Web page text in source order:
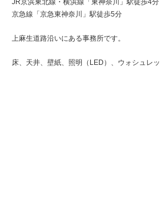
JR京浜東北線・横浜線「東神奈川」駅徒歩4分
京急線「京急東神奈川」駅徒歩5分
上麻生道路沿いにある事務所です。
床、天井、壁紙、照明（LED）、ウォシュレッ